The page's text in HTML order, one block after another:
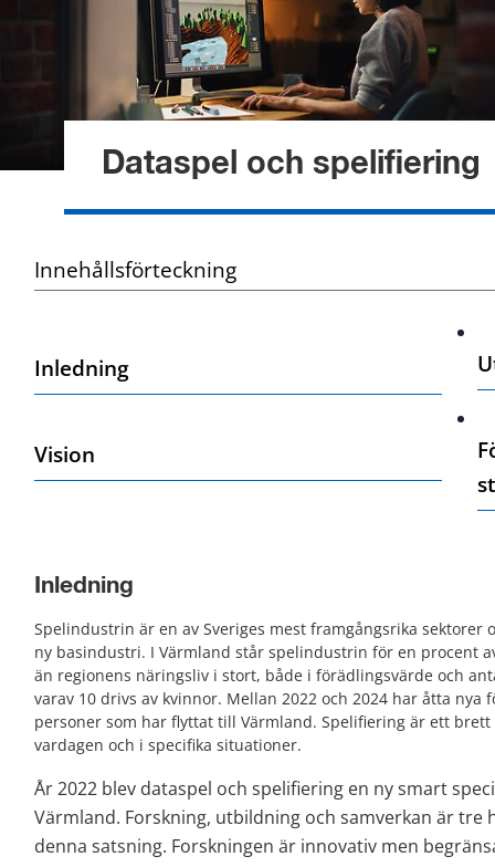
Dataspel och spelifiering
Innehållsförteckning
Inledning
Vision
Inledning
Spelindustrin är en av Sveriges mest framgångsrika
ny basindustri. I Värmland står spelindustrin för en procent
än regionens näringsliv i stort, både i förädlingsvärde och
varav 10 drivs av kvinnor. Mellan 2022 och 2024 har åtta nya
personer som har flyttat till Värmland. Spelifiering är ett
vardagen och i specifika situationer.
År 2022 blev dataspel och spelifiering en ny smart
Värmland. Forskning, utbildning och samverkan är tre
denna satsning. Forskningen är innovativ men